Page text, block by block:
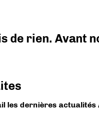
de rien. Avant
les dernières